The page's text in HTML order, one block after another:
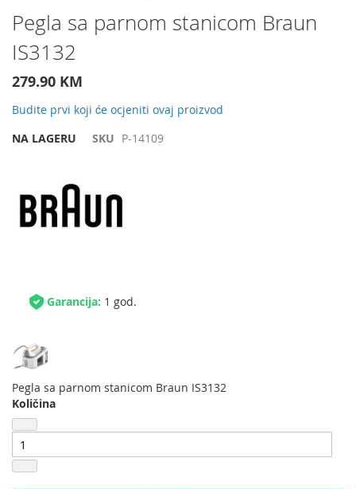
Preskočite
na
početak
galerije
slika
Pegla sa parnom stanicom Braun
IS3132
279.90 KM
Budite prvi koji će ocjeniti ovaj proizvod
NA LAGERU
SKU P-14109
Garancija: 1 god.
Pegla sa parnom stanicom Braun IS3132
Količina